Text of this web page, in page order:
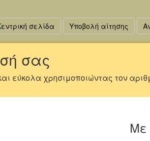
σελίδα Υποβολή αίτησης
σας
εύκολα χρησιμοποιώντας τον
Με